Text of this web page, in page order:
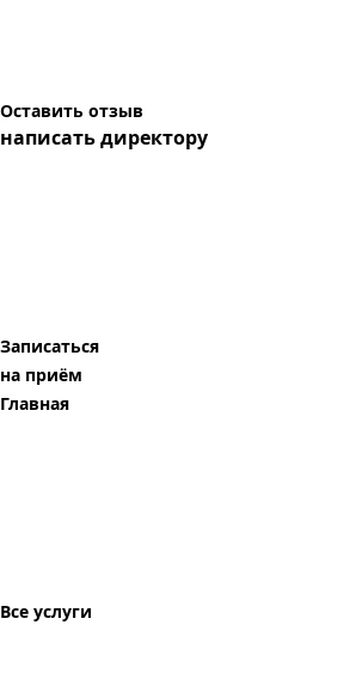
Оставить отзыв
написать директору
Записаться
на приём
Главная
Все услуги